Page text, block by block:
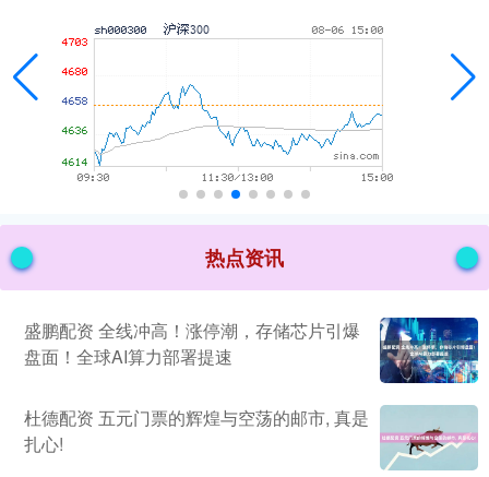
热点资讯
盛鹏配资 全线冲高！涨停潮，存储芯片引爆
盘面！全球AI算力部署提速
杜德配资 五元门票的辉煌与空荡的邮市, 真是
扎心!